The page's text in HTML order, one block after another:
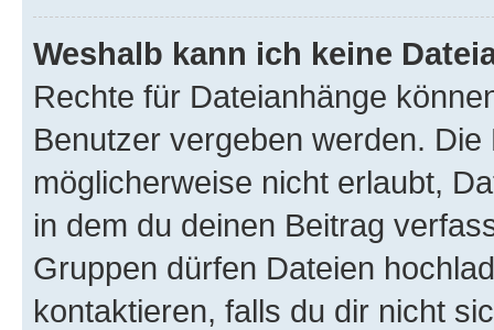
Weshalb kann ich keine
Rechte für Dateianhänge
Benutzer vergeben werden.
möglicherweise nicht erlaubt,
in dem du deinen Beitrag
Gruppen dürfen Dateien
kontaktieren, falls du dir nicht